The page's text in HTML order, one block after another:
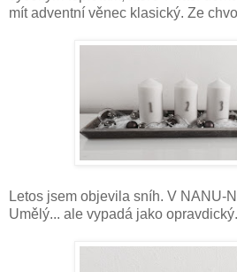
mít adventní věnec klasický. Ze
Letos jsem objevila sníh. V NANU-
Umělý... ale vypadá jako opravdický.